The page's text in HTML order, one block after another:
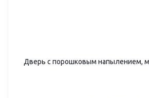
Дверь с порошковым напылением,